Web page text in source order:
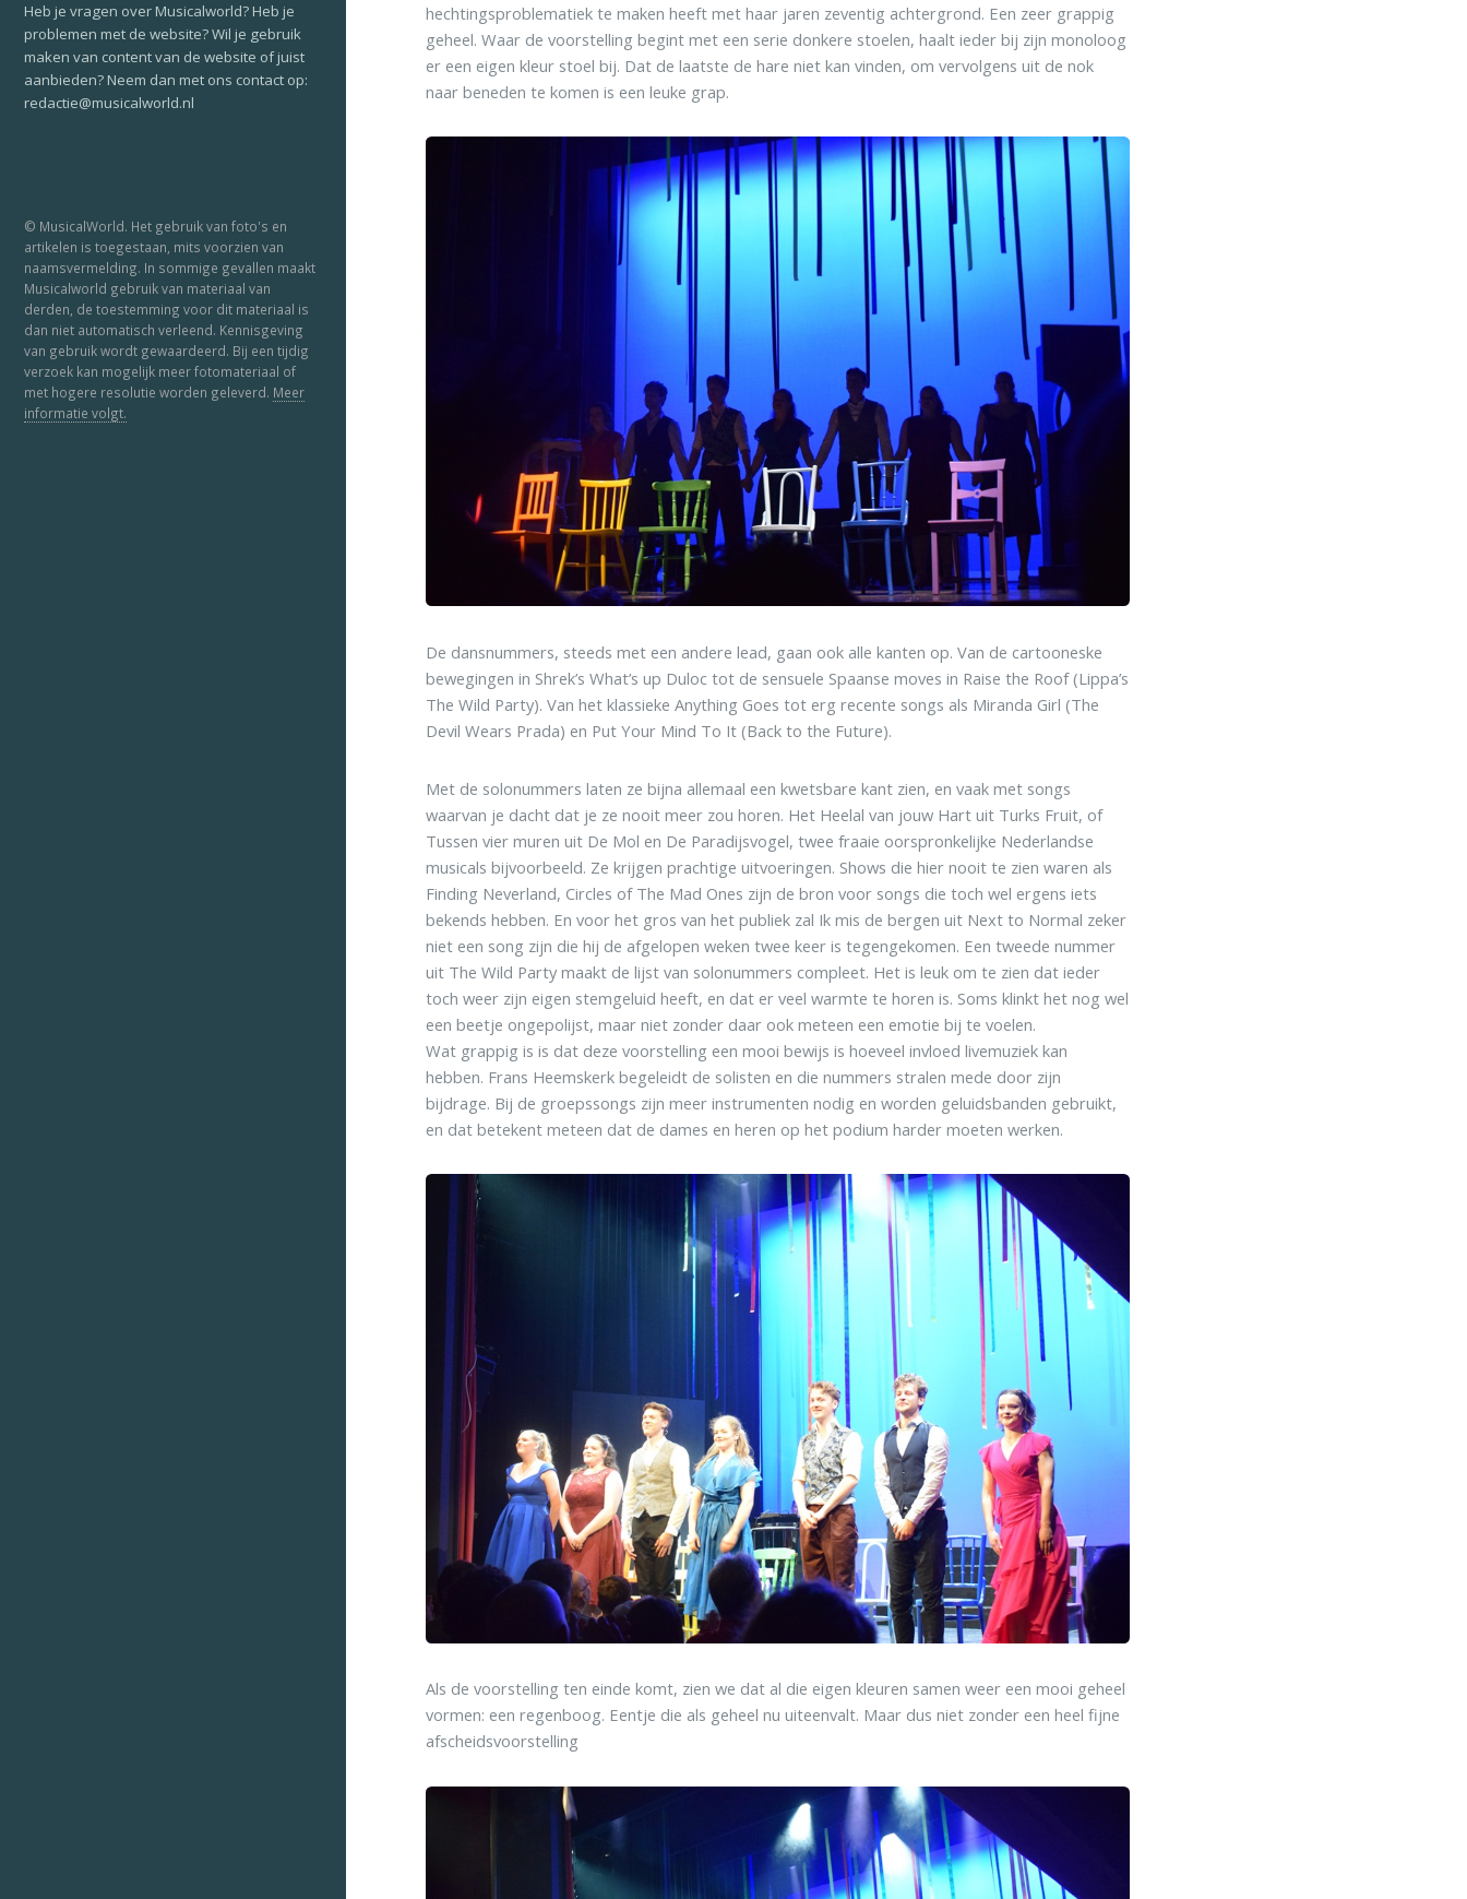
hechtingsproblematiek te maken heeft met haar jaren zeventig achtergrond. Een zeer grappig
geheel. Waar de voorstelling begint met een serie donkere stoelen, haalt ieder bij zijn monoloog
er een eigen kleur stoel bij. Dat de laatste de hare niet kan vinden, om vervolgens uit de nok
naar beneden te komen is een leuke grap.
De dansnummers, steeds met een andere lead, gaan ook alle kanten op. Van de cartooneske
bewegingen in Shrek’s What’s up Duloc tot de sensuele Spaanse moves in Raise the Roof (Lippa’s
The Wild Party). Van het klassieke Anything Goes tot erg recente songs als Miranda Girl (The
Devil Wears Prada) en Put Your Mind To It (Back to the Future).
Met de solonummers laten ze bijna allemaal een kwetsbare kant zien, en vaak met songs
waarvan je dacht dat je ze nooit meer zou horen. Het Heelal van jouw Hart uit Turks Fruit, of
Tussen vier muren uit De Mol en De Paradijsvogel, twee fraaie oorspronkelijke Nederlandse
musicals bijvoorbeeld. Ze krijgen prachtige uitvoeringen. Shows die hier nooit te zien waren als
Finding Neverland, Circles of The Mad Ones zijn de bron voor songs die toch wel ergens iets
bekends hebben. En voor het gros van het publiek zal Ik mis de bergen uit Next to Normal zeker
niet een song zijn die hij de afgelopen weken twee keer is tegengekomen. Een tweede nummer
uit The Wild Party maakt de lijst van solonummers compleet. Het is leuk om te zien dat ieder
toch weer zijn eigen stemgeluid heeft, en dat er veel warmte te horen is. Soms klinkt het nog wel
een beetje ongepolijst, maar niet zonder daar ook meteen een emotie bij te voelen.
Wat grappig is is dat deze voorstelling een mooi bewijs is hoeveel invloed livemuziek kan
hebben. Frans Heemskerk begeleidt de solisten en die nummers stralen mede door zijn
bijdrage. Bij de groepssongs zijn meer instrumenten nodig en worden geluidsbanden gebruikt,
en dat betekent meteen dat de dames en heren op het podium harder moeten werken.
Als de voorstelling ten einde komt, zien we dat al die eigen kleuren samen weer een mooi geheel
vormen: een regenboog. Eentje die als geheel nu uiteenvalt. Maar dus niet zonder een heel fijne
afscheidsvoorstelling
Heb je vragen over Musicalworld? Heb je
problemen met de website? Wil je gebruik
maken van content van de website of juist
aanbieden? Neem dan met ons contact op:
redactie@musicalworld.nl
© MusicalWorld. Het gebruik van foto's en
artikelen is toegestaan, mits voorzien van
naamsvermelding. In sommige gevallen maakt
Musicalworld gebruik van materiaal van
derden, de toestemming voor dit materiaal is
dan niet automatisch verleend. Kennisgeving
van gebruik wordt gewaardeerd. Bij een tijdig
verzoek kan mogelijk meer fotomateriaal of
met hogere resolutie worden geleverd. Meer
informatie volgt.